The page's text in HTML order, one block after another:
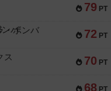
79 PT
72 PT
・ボンバ
70 PT
ス
68 PT